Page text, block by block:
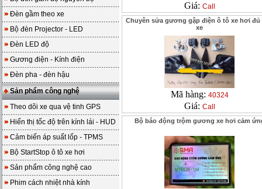
Đèn gầm theo xe
Bộ đèn Projector - LED
Đèn LED độ
Gương điện - Kính điện
Đèn pha - đèn hậu
Sản phẩm công nghệ
Theo dõi xe qua vệ tinh GPS
Hiển thị tốc độ trên kính lái - HUD
Cảm biến áp suất lốp - TPMS
Bộ StartStop ô tô xe hơi
Sản phẩm công nghệ cao
Phim cách nhiệt nhà kính
Giá: Call
Chuyên sửa gương gập điện ô tô xe hơi đủ
xe
Mã hàng: 40324
Giá: Call
Bộ báo động trộm gương xe hơi cảm